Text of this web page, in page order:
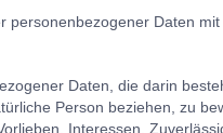
Daten
Daten, die darin
Person beziehen, zu
Interessen,